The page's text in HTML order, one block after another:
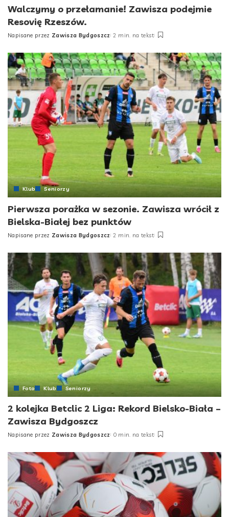
Walczymy o przełamanie! Zawisza podejmie
Resovię Rzeszów.
Posted
Napisane przez Zawisza Bydgoszcz 2 min. na tekst
Klub Seniorzy
Pierwsza porażka w sezonie. Zawisza wrócił z
Bielska-Białej bez punktów
Posted
Napisane przez Zawisza Bydgoszcz 2 min. na tekst
Foto Klub Seniorzy
2 kolejka Betclic 2 Liga: Rekord Bielsko-Biała –
Zawisza Bydgoszcz
Posted
Napisane przez Zawisza Bydgoszcz 0 min. na tekst